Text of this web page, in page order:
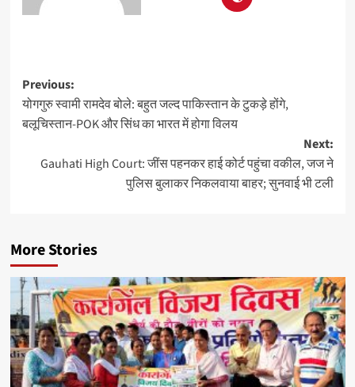
Previous:
योगगुरु स्वामी रामदेव बोले: बहुत जल्द पाकिस्तान के टुकड़े होंगे,
बलूचिस्तान-POK और सिंध का भारत में होगा विलय
Next:
Gauhati High Court: जींस पहनकर हाई कोर्ट पहुंचा वकील, जज ने
पुलिस बुलाकर निकलवाया बाहर; सुनवाई भी टली
More Stories